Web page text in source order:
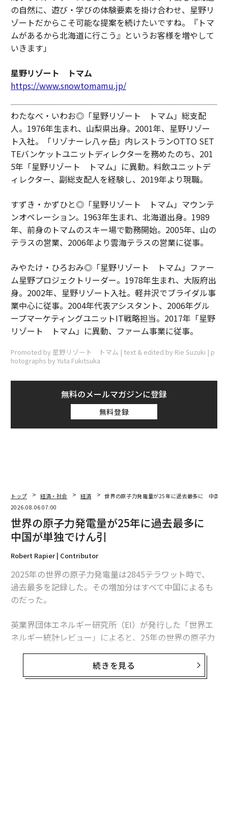
の自然に、遊び・学びの体験要素を掛け合わせ、星野リ
ゾートだからこそ可能な提案を続けたいですね。『トマ
ムがあるから北海道に行こう』というお客様を増やして
いきます」
星野リゾート トマム
https://www.snowtomamu.jp/
わたなべ・いわお◎「星野リゾート トマム」総支配
人。1976年生まれ、山梨県出身。2001年、星野リゾー
ト入社。「リゾナーレ八ヶ岳」内レストランOTTO SET
TEバンケットユニットディレクターを務めたのち、201
5年「星野リゾート トマム」に異動。料飲ユニットデ
ィレクター、副総支配人を経験し、2019年より現職。
すずき・かずひと◎「星野リゾート トマム」マウンテ
ンオペレーション。1963年生まれ、北海道出身。1989
年、前身のトマムのスキー場で勤務開始。2005年、山の
テラスの営業、2006年より雲海テラスの営業に従事。
みやたけ・ひろおみ◎「星野リゾート トマム」ファー
ム星野プロジェクトリーダー。1978年生まれ、大阪府出
身。2002年、星野リゾート入社。軽井沢でブライダル事
業中心に従事。2004年代表アシスタント、2006年グル
ープマーケティングユニットIT戦略担当。2017年「星野
リゾート トマム」に異動、ファーム事業に従事。
Promoted by 星野リゾート トマム | text & edited by Rie Suzuki | p
hotographs by Yuta Fukitsuka
無料のメールマガジンに登録
無料登録
トップ 経済・社会 経済
世界の原子力発電量が25年に過去最多に 中国が
2026.08.06 07:00
世界の原子力発電量が25年に過去最多に
中国が単独でけん引
Robert Rapier | Contributor
2025年の世界の原子力発電量は2845テラワット時で、
過去最多を記録した。その増加分はすべて中国によるも
のだった。
英業界団体エネルギー研究所（EI）が発行した「世界エ
ネルギー統計レビュー」によると、25年の世界の原子力
の増加分は34テラワット時を超えたため、同国を除け
ば、世界の原子力発電量は減少したことになる。
続きを見る